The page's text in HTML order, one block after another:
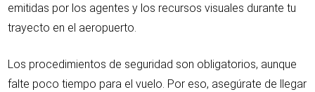
emitidas por los agentes y los recursos visuales durante tu
trayecto en el aeropuerto.
Los procedimientos de seguridad son obligatorios, aunque
falte poco tiempo para el vuelo. Por eso, asegúrate de llegar